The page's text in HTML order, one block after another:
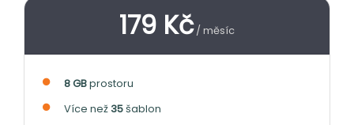
179 Kč/ měsíc
8 GBprostoru
Více než 35šablon